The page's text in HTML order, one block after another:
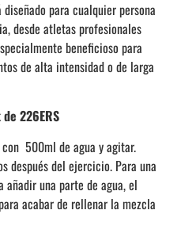
para cualquier persona
desde atletas profesionales
beneficioso para
de alta intensidad o de larga
226ERS
500ml de agua y agitar.
después del ejercicio. Para una
una parte de agua, el
acabar de rellenar la mezcla